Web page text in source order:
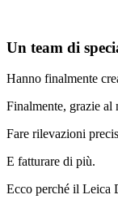
Un team di
Hanno finalmente
Finalmente, grazie al
Fare rilevazioni
E fatturare di più.
Ecco perché il Leica